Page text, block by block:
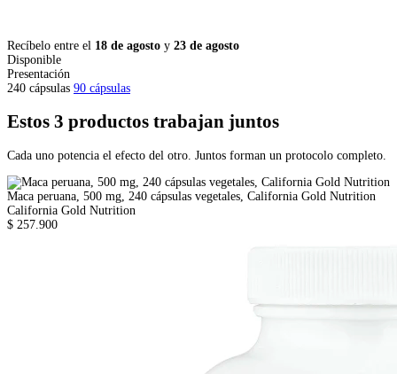
Recíbelo entre el 18 de agosto y 23 de agosto
Disponible
Presentación
240 cápsulas 90 cápsulas
Estos 3 productos trabajan juntos
Cada uno potencia el efecto del otro. Juntos forman un protocolo completo.
Maca peruana, 500 mg, 240 cápsulas vegetales, California Gold Nutrition
California Gold Nutrition
$ 257.900